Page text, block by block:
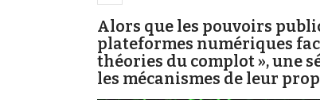
Alors que les pouvoirs
plateformes numériques
théories du complot », une
les mécanismes de leur